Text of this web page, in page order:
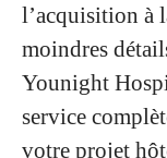
l’acquisition à
moindres
Younight
service
votre projet